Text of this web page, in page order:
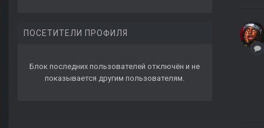
ПОСЕТИТЕЛИ ПРОФИЛЯ
Блок последних пользователей отключён и не
показывается другим пользователям.